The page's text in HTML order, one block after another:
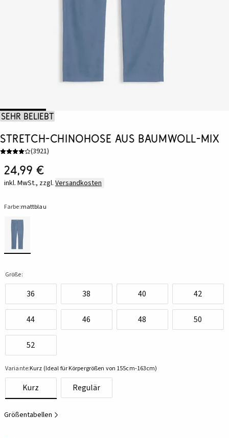
Sehr beliebt
Stretch-Chinohose aus Baumwoll-Mix
(3921)
24,99 €
inkl. MwSt., zzgl. Versandkosten
Farbe:mattblau
Größe:
36 38 40 42
44 46 48 50
52
Variante:Kurz (Ideal für Körpergrößen von 155cm-163cm)
Kurz Regulär
Größentabellen